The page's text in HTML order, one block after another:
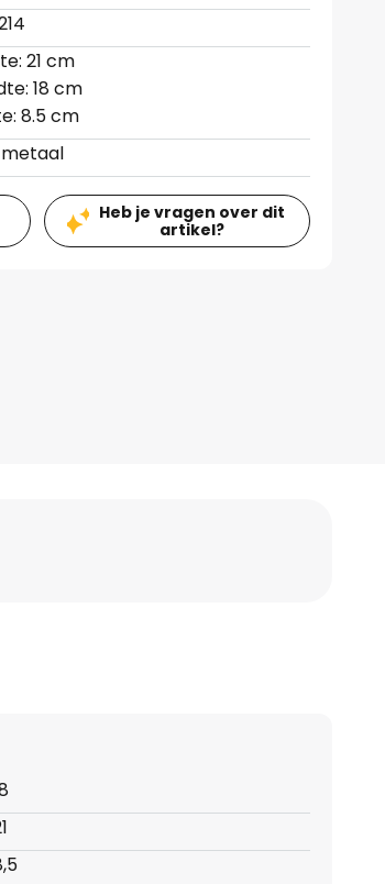
21 cm
18 cm
8.5 cm
metaal
Heb je vragen over dit
artikel?